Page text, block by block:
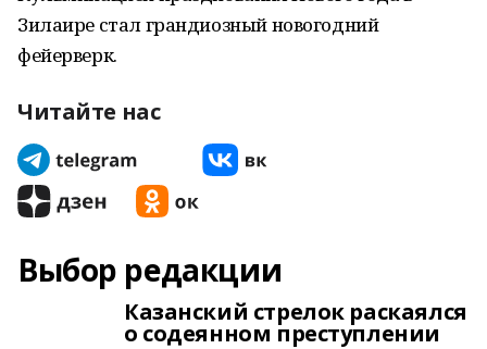
Зилаире стал грандиозный новогодний
фейерверк.
Читайте нас
Выбор редакции
Казанский стрелок раскаялся
о содеянном преступлении